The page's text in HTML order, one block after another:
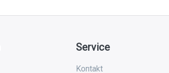
Service
Kontakt